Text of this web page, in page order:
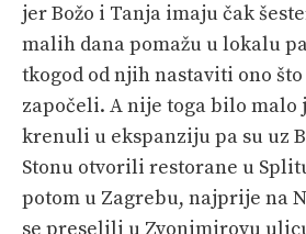
jer Božo i Tanja imaju čak
malih dana pomažu u lokalu
tkogod od njih nastaviti ono
započeli. A nije toga bilo malo
krenuli u ekspanziju pa su uz
Stonu otvorili restorane u
potom u Zagrebu, najprije na